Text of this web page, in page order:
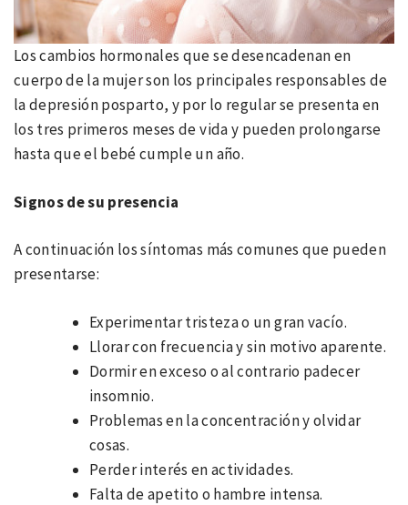
Los cambios hormonales que se desencadenan en
cuerpo de la mujer son los principales responsables de
la depresión posparto, y por lo regular se presenta en
los tres primeros meses de vida y pueden prolongarse
hasta que el bebé cumple un año.
Signos de su presencia
A continuación los síntomas más comunes que pueden
presentarse:
Experimentar tristeza o un gran vacío.
Llorar con frecuencia y sin motivo aparente.
Dormir en exceso o al contrario padecer
insomnio.
Problemas en la concentración y olvidar
cosas.
Perder interés en actividades.
Falta de apetito o hambre intensa.